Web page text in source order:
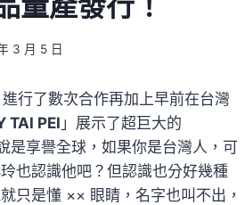
3 月 5 日
進行了數次合作再加上早前在台灣
TAI PEI 」展示了超巨大的
是享譽全球，如果你是台灣人，可
也認識他吧？但認識也分好幾種
只是懂 ×× 眼睛，名字也叫不出，